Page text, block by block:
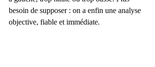
besoin de supposer : on a enfin une analyse
objective, fiable et immédiate.